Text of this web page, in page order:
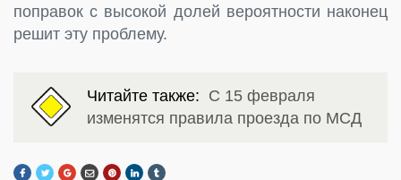
поправок с высокой долей вероятности наконец
решит эту проблему.
Читайте также: С 15 февраля
изменятся правила проезда по МСД